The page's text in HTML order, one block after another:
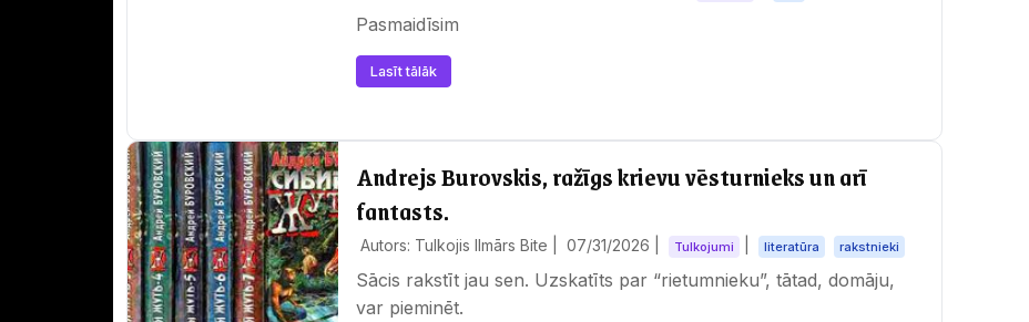
Pasmaidīsim
Lasīt tālāk
Andrejs Burovskis, ražīgs krievu vēsturnieks un arī
fantasts.
Autors: Tulkojis Ilmārs Bite | 07/31/2026 Tulkojumi literatūra rakstnieki
Sācis rakstīt jau sen. Uzskatīts par “rietumnieku”, tātad, domāju,
var pieminēt.